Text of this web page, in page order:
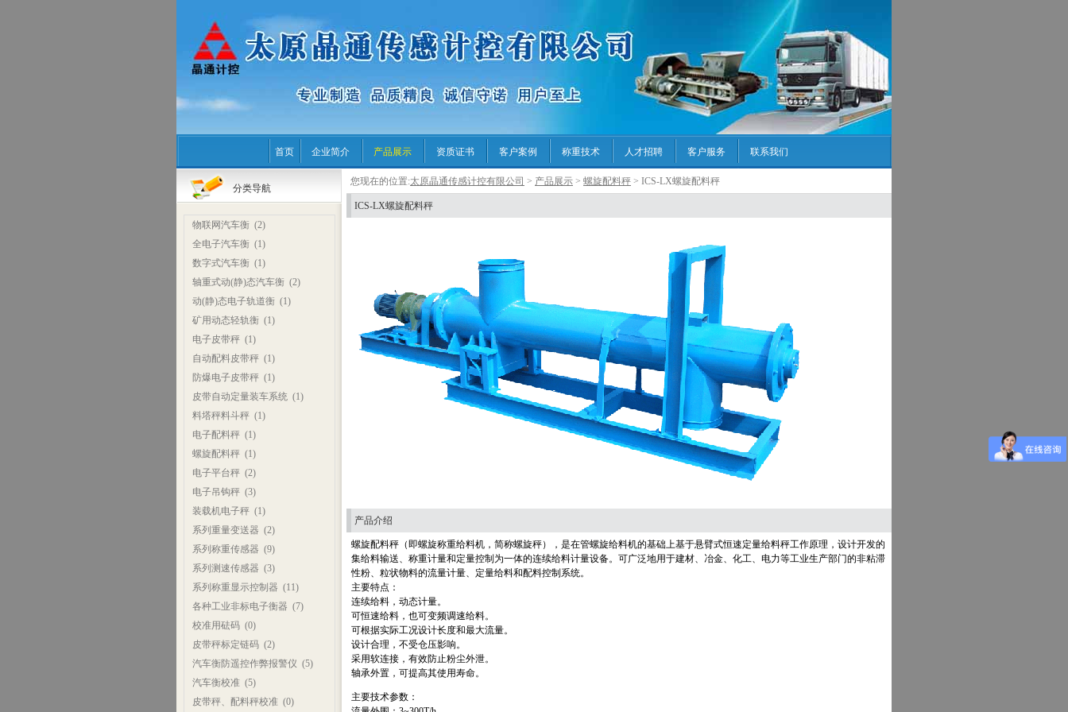
首页 企业简介 产品展示 资质证书 客户案例 称重技术 人才招聘 客户服务 联系我们
分类导航
物联网汽车衡(2)
全电子汽车衡(1)
数字式汽车衡(1)
轴重式动(静)态汽车衡(2)
动(静)态电子轨道衡(1)
矿用动态轻轨衡(1)
电子皮带秤(1)
自动配料皮带秤(1)
防爆电子皮带秤(1)
皮带自动定量装车系统(1)
料塔秤料斗秤(1)
电子配料秤(1)
螺旋配料秤(1)
电子平台秤(2)
电子吊钩秤(3)
装载机电子秤(1)
系列重量变送器 (2)
系列称重传感器 (9)
系列测速传感器 (3)
系列称重显示控制器 (11)
各种工业非标电子衡器 (7)
校准用砝码(0)
皮带秤标定链码(2)
汽车衡防遥控作弊报警仪 (5)
汽车衡校准(5)
皮带秤、配料秤校准(0)
您现在的位置:太原晶通传感计控有限公司 > 产品展示 > 螺旋配料秤 > ICS-LX螺旋配料秤
ICS-LX螺旋配料秤
产品介绍
螺旋配料秤（即螺旋称重给料机，简称螺旋秤），是在管螺旋给料机的基础上基于悬臂式恒速定量给料秤工作原理，设计开发的
集给料输送、称重计量和定量控制为一体的连续给料计量设备。可广泛地用于建材、冶金、化工、电力等工业生产部门的非粘滞
性粉、粒状物料的流量计量、定量给料和配料控制系统。
主要特点：
连续给料，动态计量。
可恒速给料，也可变频调速给料。
可根据实际工况设计长度和最大流量。
设计合理，不受仓压影响。
采用软连接，有效防止粉尘外泄。
轴承外置，可提高其使用寿命。
主要技术参数：